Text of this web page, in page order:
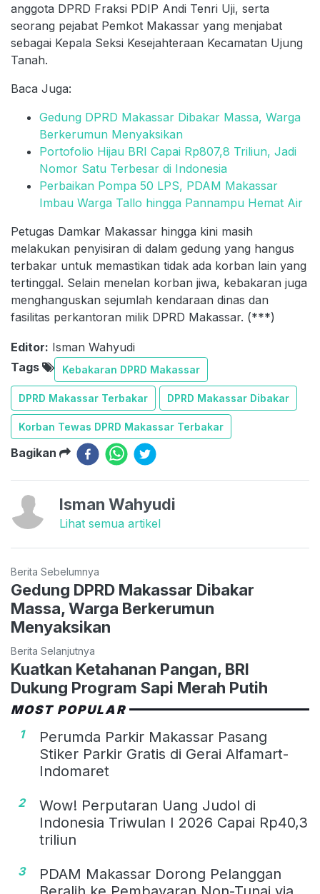
anggota DPRD Fraksi PDIP Andi Tenri Uji, serta
seorang pejabat Pemkot Makassar yang menjabat
sebagai Kepala Seksi Kesejahteraan Kecamatan Ujung
Tanah.
Baca Juga:
Gedung DPRD Makassar Dibakar Massa, Warga
Berkerumun Menyaksikan
Portofolio Hijau BRI Capai Rp807,8 Triliun, Jadi
Nomor Satu Terbesar di Indonesia
Perbaikan Pompa 50 LPS, PDAM Makassar
Imbau Warga Tallo hingga Pannampu Hemat Air
Petugas Damkar Makassar hingga kini masih
melakukan penyisiran di dalam gedung yang hangus
terbakar untuk memastikan tidak ada korban lain yang
tertinggal. Selain menelan korban jiwa, kebakaran juga
menghanguskan sejumlah kendaraan dinas dan
fasilitas perkantoran milik DPRD Makassar. (***)
Editor: Isman Wahyudi
Tags
Kebakaran DPRD Makassar
DPRD Makassar Terbakar DPRD Makassar Dibakar
Korban Tewas DPRD Makassar Terbakar
Bagikan
Isman Wahyudi
Lihat semua artikel
Berita Sebelumnya
Gedung DPRD Makassar Dibakar
Massa, Warga Berkerumun
Menyaksikan
Berita Selanjutnya
Kuatkan Ketahanan Pangan, BRI
Dukung Program Sapi Merah Putih
MOST POPULAR
1
Perumda Parkir Makassar Pasang
Stiker Parkir Gratis di Gerai Alfamart-
Indomaret
2
Wow! Perputaran Uang Judol di
Indonesia Triwulan I 2026 Capai Rp40,3
triliun
3
PDAM Makassar Dorong Pelanggan